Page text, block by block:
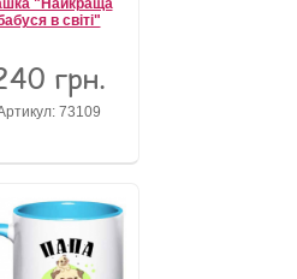
"Найкраща
в світі"
грн.
73109